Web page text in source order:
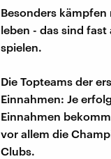
Besonders
leben - das sind
spielen.
Die Topteams der
Einnahmen: Je
Einnahmen
vor allem die
Clubs.